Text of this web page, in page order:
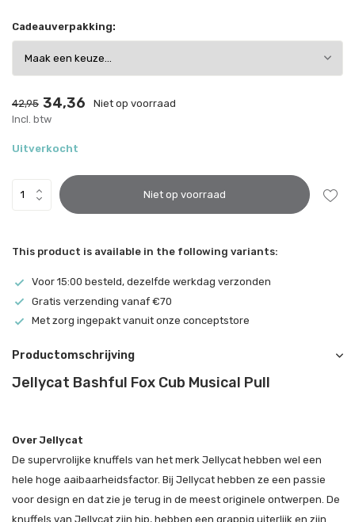
Cadeauverpakking:
42,95 34,36
Niet op voorraad
Incl. btw
Uitverkocht
Niet op voorraad
This product is available in the following variants:
Voor 15:00 besteld, dezelfde werkdag verzonden
Gratis verzending vanaf €70
Met zorg ingepakt vanuit onze conceptstore
Productomschrijving
Jellycat Bashful Fox Cub Musical Pull
Over Jellycat
De supervrolijke knuffels van het merk Jellycat hebben wel een
hele hoge aaibaarheidsfactor. Bij Jellycat hebben ze een passie
voor design en dat zie je terug in de meest originele ontwerpen. De
knuffels van Jellycat zijn hip, hebben een grappig uiterlijk en zijn